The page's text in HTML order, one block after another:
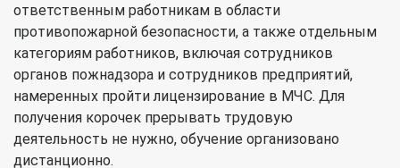
ответственным работникам в области
противопожарной безопасности, а также отдельным
категориям работников, включая сотрудников
органов пожнадзора и сотрудников предприятий,
намеренных пройти лицензирование в МЧС. Для
получения корочек прерывать трудовую
деятельность не нужно, обучение организовано
дистанционно.